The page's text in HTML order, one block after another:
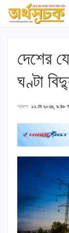
দেশের
ঘণ্টা
প্রকাশ ১২ মে ২০২৬, ৯:৪৮